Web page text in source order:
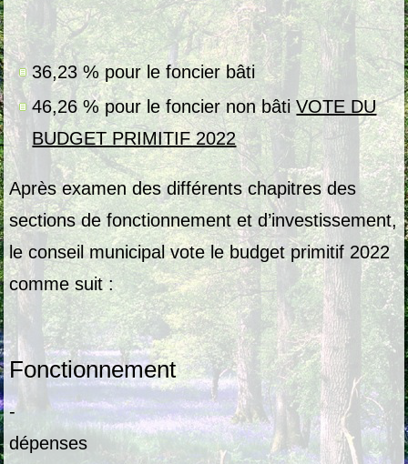
36,23 % pour le foncier bâti
46,26 % pour le foncier non bâtiVOTE DU
BUDGET PRIMITIF 2022
Après examen des différents chapitres des
sections de fonctionnement et d’investissement,
le conseil municipal vote le budget primitif 2022
comme suit :
Fonctionnement
-